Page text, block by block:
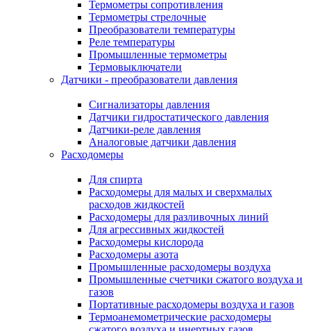
Термометры сопротивления
Термометры стрелочные
Преобразователи температуры
Реле температуры
Промышленные термометры
Термовыключатели
Датчики - преобразователи давления
Сигнализаторы давления
Датчики гидростатического давления
Датчики-реле давления
Аналоговые датчики давления
Расходомеры
Для спирта
Расходомеры для малых и сверхмалых
расходов жидкостей
Расходомеры для разливочных линий
Для агрессивных жидкостей
Расходомеры кислорода
Расходомеры азота
Промышленные расходомеры воздуха
Промышленные счетчики сжатого воздуха и
газов
Портативные расходомеры воздуха и газов
Термоанемометрические расходомеры